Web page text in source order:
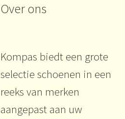
Over ons
Kompas biedt een grote
selectie schoenen in een
reeks van merken
aangepast aan uw